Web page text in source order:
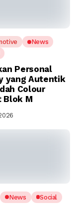
News
Personal
yang Autentik
Colour
Blok M
News Social